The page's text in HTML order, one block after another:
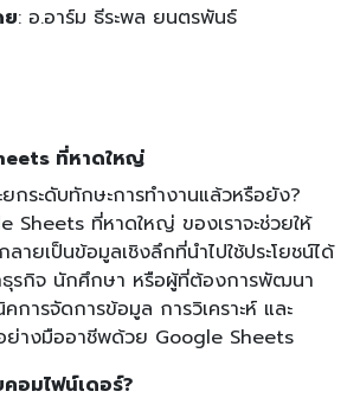
: อ.อาร์ม ธีระพล ยนตรพันธ์
ที่หาดใหญ่
กระดับทักษะการทำงานแล้วหรือยัง?
Sheets ที่หาดใหญ่ ของเราจะช่วยให้
ายเป็นข้อมูลเชิงลึกที่นำไปใช้ประโยชน์ได้
ธุรกิจ นักศึกษา หรือผู้ที่ต้องการพัฒนา
การจัดการข้อมูล การวิเคราะห์ และ
ย่างมืออาชีพด้วย Google Sheets
อมไฟน์เดอร์?